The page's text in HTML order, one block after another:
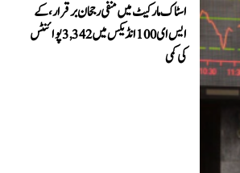
اسٹاک مارکیٹ میں منفی رجحان برقرار، کے
ایس ای 100 انڈیکس میں 3,342 پوائنٹس
کی کمی